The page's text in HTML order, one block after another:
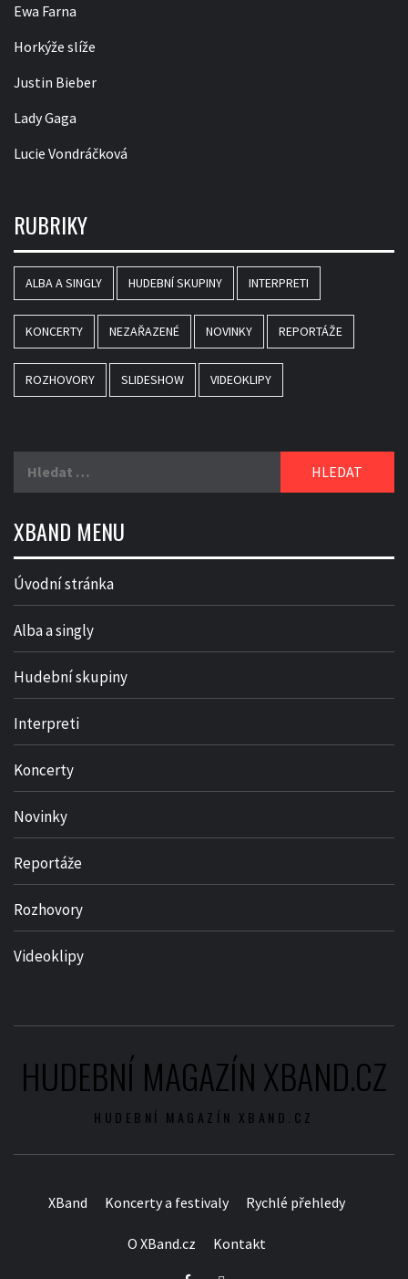
Ewa Farna
Horkýže slíže
Justin Bieber
Lady Gaga
Lucie Vondráčková
RUBRIKY
ALBA A SINGLY HUDEBNÍ SKUPINY INTERPRETI
KONCERTY NEZAŘAZENÉ NOVINKY REPORTÁŽE
ROZHOVORY SLIDESHOW VIDEOKLIPY
XBAND MENU
Úvodní stránka
Alba a singly
Hudební skupiny
Interpreti
Koncerty
Novinky
Reportáže
Rozhovory
Videoklipy
HUDEBNÍ MAGAZÍN XBAND.CZ
HUDEBNÍ MAGAZÍN XBAND.CZ
XBand Koncerty a festivaly Rychlé přehledy
O XBand.cz Kontakt